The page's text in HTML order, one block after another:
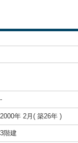
-
2000年 2月( 築26年 )
3階建